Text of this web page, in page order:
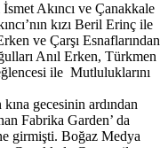
Akıncı ve Çanakkale
kızı Beril Erinç ile
ve Çarşı Esnaflarından
Anıl Erken, Türkmen
ile Mutluluklarını
gecesinin ardından
Fabrika Garden’ da
girmişti. Boğaz Medya